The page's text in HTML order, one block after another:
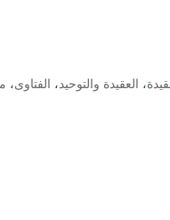
، العقيدة والتوحيد، الفتاوى،